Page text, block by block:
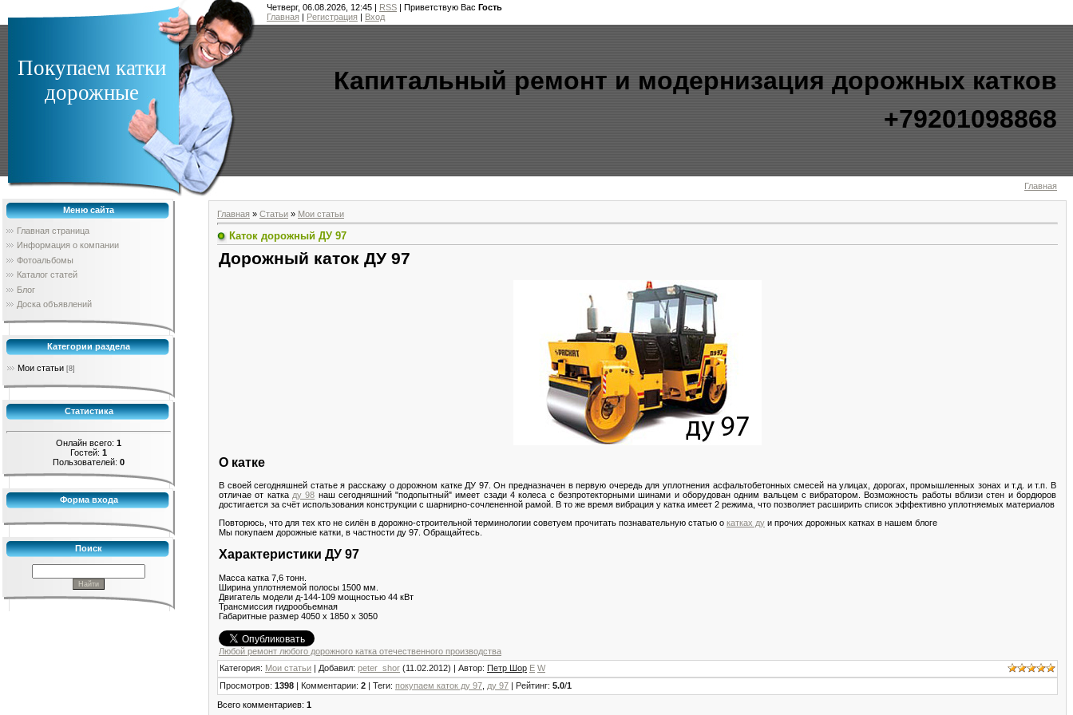
Четверг, 06.08.2026, 12:45 | RSS | Приветствую Вас Гость
Главная | Регистрация | Вход
Покупаем катки
дорожные
Капитальный ремонт и модернизация дорожных катков
+79201098868
Главная
Меню сайта
Главная страница
Информация о компании
Фотоальбомы
Каталог статей
Блог
Доска объявлений
Категории раздела
Мои статьи [8]
Статистика
Онлайн всего: 1
Гостей: 1
Пользователей: 0
Форма входа
Поиск
Главная » Статьи » Мои статьи
Каток дорожный ДУ 97
Дорожный каток ДУ 97
О катке
В своей сегодняшней статье я расскажу о дорожном катке ДУ 97. Он предназначен в первую очередь для уплотнения асфальтобетонных смесей на улицах, дорогах, промышленных зонах и т.д. и т.п. В
отличае от катка ду 98 наш сегодняшний "подопытный" имеет сзади 4 колеса с безпротекторными шинами и оборудован одним вальцем с вибратором. Возможность работы вблизи стен и бордюров
достигается за счёт использования конструкции с шарнирно-сочлененной рамой. В то же время вибрация у катка имеет 2 режима, что позволяет расширить список эффективно уплотняемых материалов
Повторюсь, что для тех кто не силён в дорожно-строительной терминологии советуем прочитать познавательную статью о катках ду и прочих дорожных катках в нашем блоге
Мы покупаем дорожные катки, в частности ду 97. Обращайтесь.
Характеристики ДУ 97
Масса катка 7,6 тонн.
Ширина уплотняемой полосы 1500 мм.
Двигатель модели д-144-109 мощностью 44 кВт
Трансмиссия гидрообьемная
Габаритные размер 4050 х 1850 х 3050
Любой ремонт любого дорожного катка отечественного производства
Категория: Мои статьи | Добавил: peter_shor (11.02.2012) | Автор: Петр Шор E W
Просмотров: 1398 | Комментарии: 2 | Теги: покупаем каток ду 97 ду 97 | Рейтинг: 5.0/1
Всего комментариев: 1